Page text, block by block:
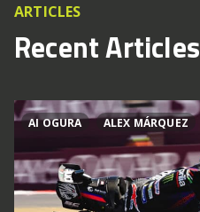
ARTICLES
Recent Articles
AI OGURA ALEX MÁRQUEZ